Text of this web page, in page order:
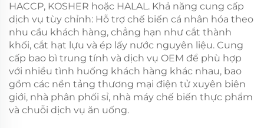
HACCP, KOSHER hoặc HALAL. Khả năng cung cấp
dịch vụ tùy chỉnh: Hỗ trợ chế biến cá nhân hóa theo
nhu cầu khách hàng, chẳng hạn như cắt thành
khối, cắt hạt lựu và ép lấy nước nguyên liệu. Cung
cấp bao bì trung tính và dịch vụ OEM để phù hợp
với nhiều tình huống khách hàng khác nhau, bao
gồm các nền tảng thương mại điện tử xuyên biên
giới, nhà phân phối sỉ, nhà máy chế biến thực phẩm
và chuỗi dịch vụ ăn uống.